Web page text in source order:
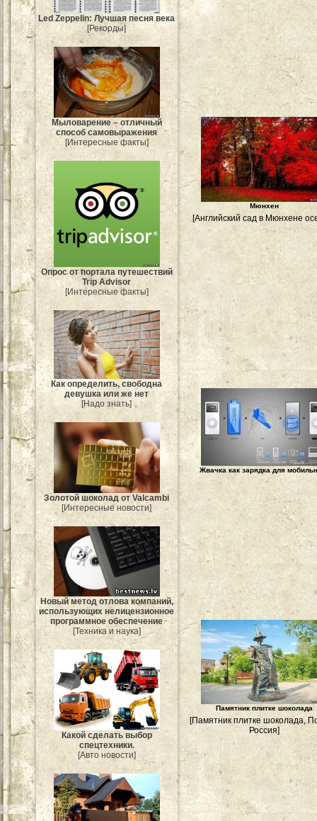
Led Zeppelin: Лучшая песня века
[Рекорды]
Мыловарение – отличный
способ самовыражения
[Интересные факты]
Опрос от портала путешествий
Trip Advisor
[Интересные факты]
Как определить, свободна
девушка или же нет
[Надо знать]
Золотой шоколад от Valcambi
[Интересные новости]
Новый метод отлова компаний,
использующих нелицензионное
программное обеспечение
[Техника и наука]
Какой сделать выбор
спецтехники.
[Авто новости]
Мюнхен
[Английский сад в Мюнхене
Жвачка как зарядка для
Памятник плитке шоколада
[Памятник плитке шоколада,
Россия]